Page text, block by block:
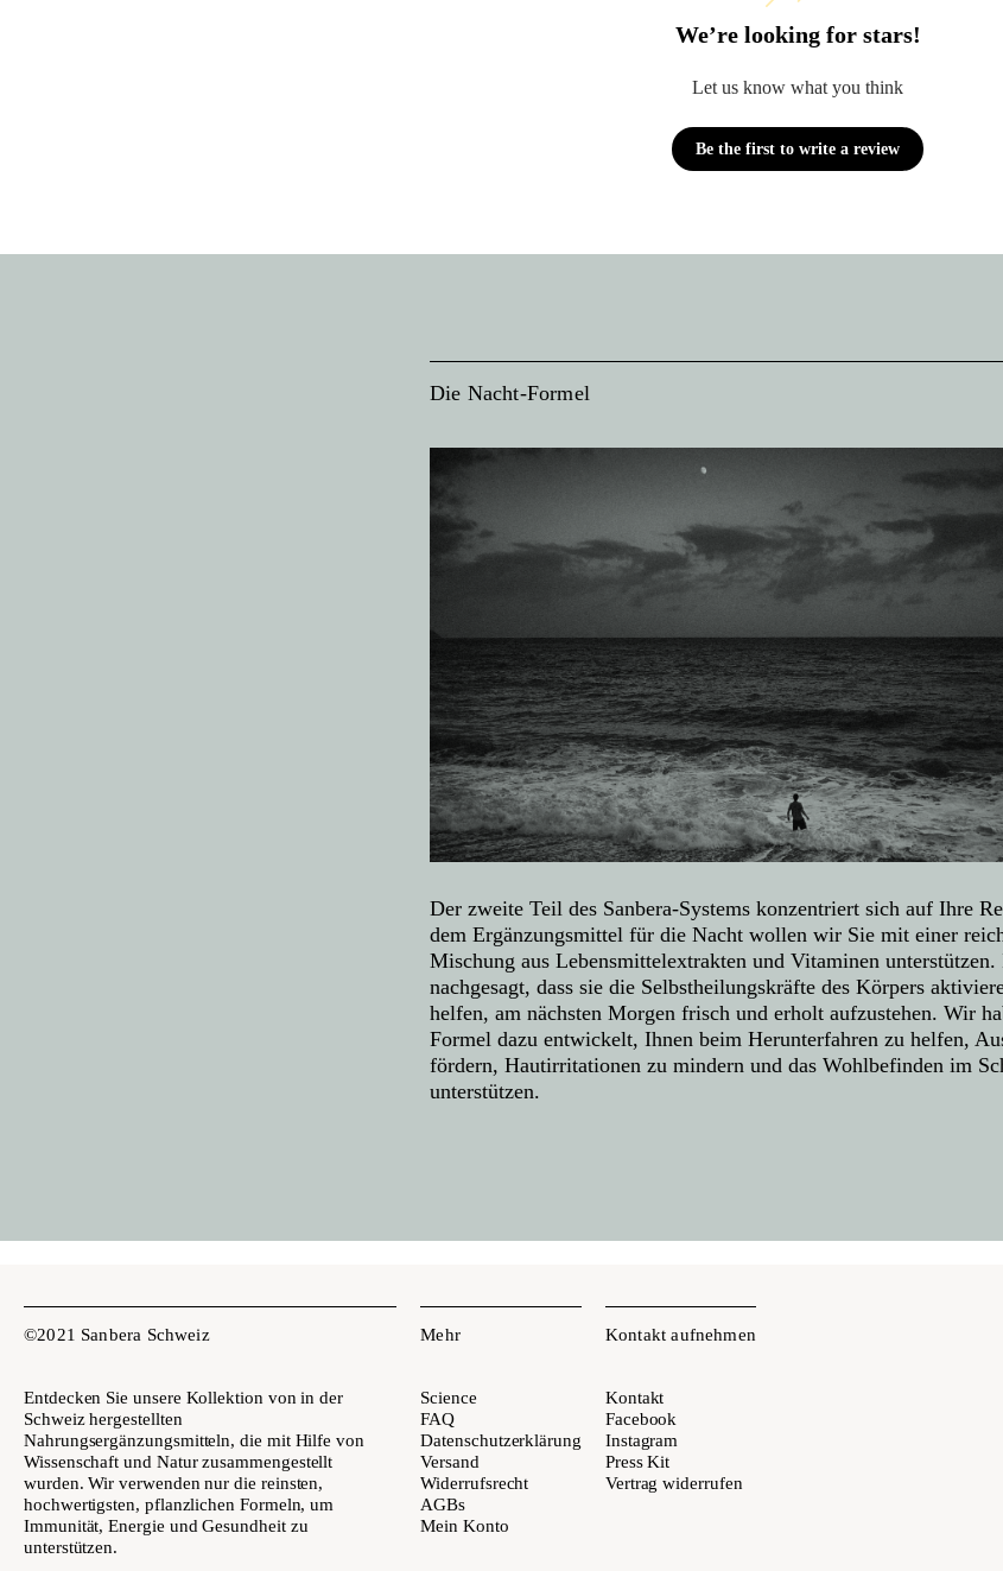
We’re looking for stars!
Let us know what you think
Be the first to write a review
Die Nacht-Formel
Der zweite Teil des Sanbera-Systems konzentriert sich auf Ihre
dem Ergänzungsmittel für die Nacht wollen wir Sie mit einer
Mischung aus Lebensmittelextrakten und Vitaminen
nachgesagt, dass sie die Selbstheilungskräfte des Körpers
helfen, am nächsten Morgen frisch und erholt aufzustehen. Wir
Formel dazu entwickelt, Ihnen beim Herunterfahren zu helfen,
fördern, Hautirritationen zu mindern und das Wohlbefinden im
unterstützen.
©2021 Sanbera Schweiz
Entdecken Sie unsere Kollektion von in der
Schweiz hergestellten
Nahrungsergänzungsmitteln, die mit Hilfe von
Wissenschaft und Natur zusammengestellt
wurden. Wir verwenden nur die reinsten,
hochwertigsten, pflanzlichen Formeln, um
Immunität, Energie und Gesundheit zu
unterstützen.
Mehr
Science
FAQ
Datenschutzerklärung
Versand
Widerrufsrecht
AGBs
Mein Konto
Kontakt aufnehmen
Kontakt
Facebook
Instagram
Press Kit
Vertrag widerrufen